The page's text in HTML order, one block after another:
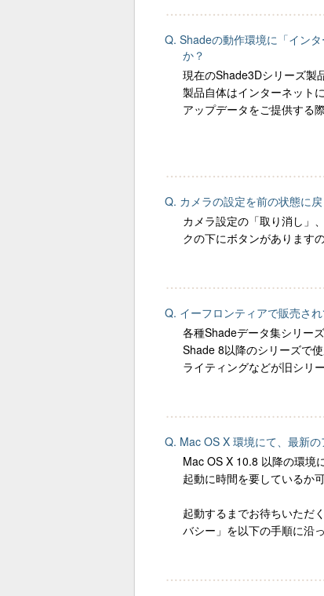
Q. Shadeの動作環境に「イン
か？
現在のShade3Dシリーズ製
製品自体はインターネット
アップデータをご提供する
Q. カメラの設定を前の状態に
カメラ設定の「取り消し」
クの下にボタンがあります
Q. イーフロンティアで販売さ
各種Shadeデータ集シリー
Shade 8以降のシリーズで
ライティングなどが旧シリ
Q. Mac OS X 環境にて、最新
Mac OS X 10.8 以降の環境
起動に時間を要しているか
起動するまでお待ちいただ
バシー」を以下の手順に沿